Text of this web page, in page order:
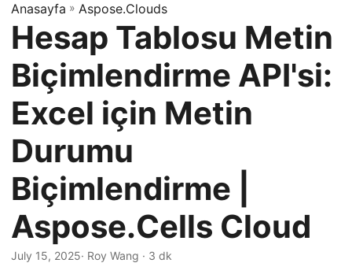
m
e
i
D
e
ğ
i
ş
i
r
Anasayfa » Aspose.Clouds
Hesap Tablosu Metin
Biçimlendirme API'si:
Excel için Metin
Durumu
Biçimlendirme |
Aspose.Cells Cloud
July 15, 2025· Roy Wang · 3 dk